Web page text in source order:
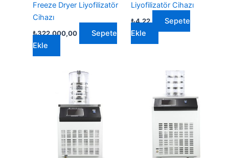
Freeze Dryer Liyofilizatör
Cihazı
₺322.000,00
Sepete
Ekle
Liyofilizatör Cihazı
₺4,22
Sepete
Ekle